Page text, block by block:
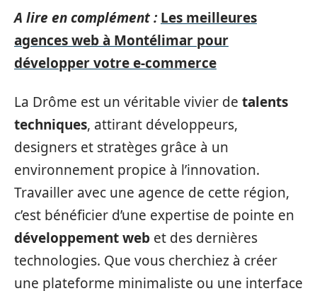
A lire en complément : Les meilleures
agences web à Montélimar pour
développer votre e-commerce
La Drôme est un véritable vivier de talents
techniques, attirant développeurs,
designers et stratèges grâce à un
environnement propice à l’innovation.
Travailler avec une agence de cette région,
c’est bénéficier d’une expertise de pointe en
développement web et des dernières
technologies. Que vous cherchiez à créer
une plateforme minimaliste ou une interface